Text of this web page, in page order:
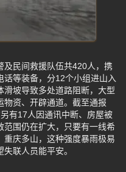
及民间救援队伍共420人，携
等装备，分12个小组进山入
坡导致多处道路阻断，大型
物资、开辟通道。截至通报
有17人因通讯中断、房屋被
范围仍在扩大，只要有一线希
庆多山，这种强度暴雨极易
联人员能平安。